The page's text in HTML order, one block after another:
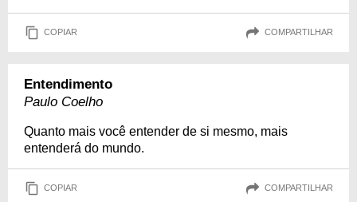
COPIAR COMPARTILHAR
Entendimento
Paulo Coelho
Quanto mais você entender de si mesmo, mais
entenderá do mundo.
COPIAR COMPARTILHAR